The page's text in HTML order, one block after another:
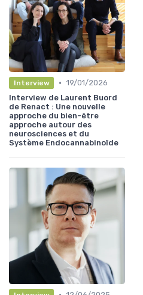
Interview • 19/01/2026
Interview de Laurent Buord
de Renact : Une nouvelle
approche du bien-être
approche autour des
neurosciences et du
Système Endocannabinoïde